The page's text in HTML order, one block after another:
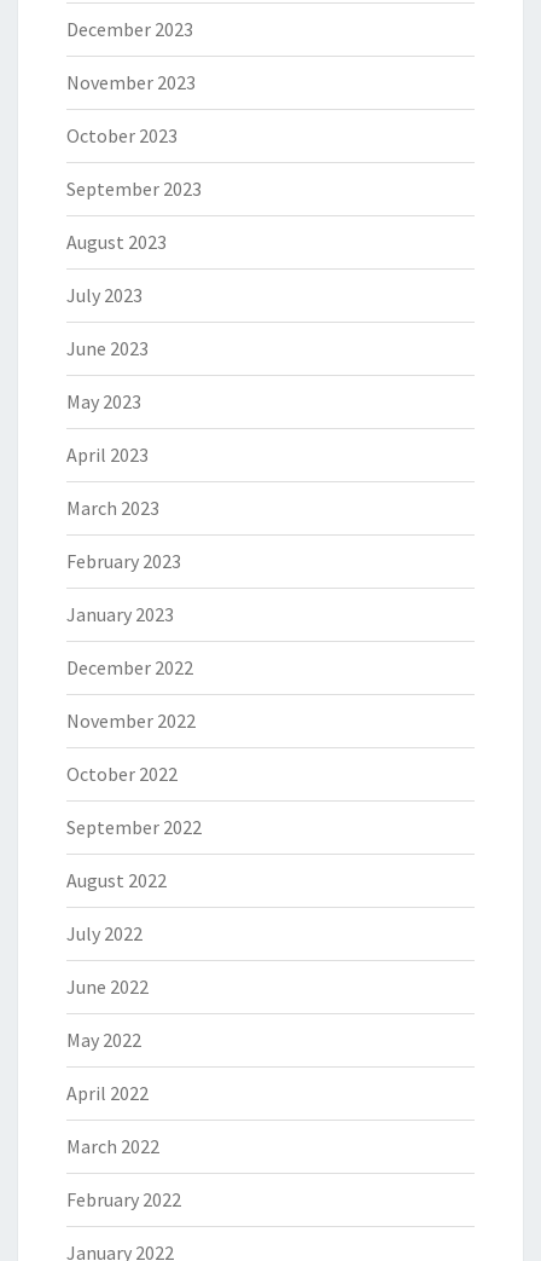
December 2023
November 2023
October 2023
September 2023
August 2023
July 2023
June 2023
May 2023
April 2023
March 2023
February 2023
January 2023
December 2022
November 2022
October 2022
September 2022
August 2022
July 2022
June 2022
May 2022
April 2022
March 2022
February 2022
January 2022